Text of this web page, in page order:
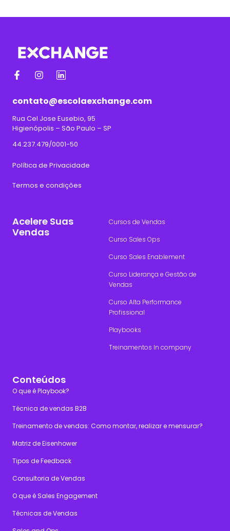
contato@escolaexchange.com
Rua Cel Jose Eusebio, 95
Higienópolis – São Paulo – SP
44.237.479/0001-50
Política de Privacidade
Termos e condições
Acelere Suas
Vendas
Cursos de Vendas
Curso Sales Ops
Curso Sales Enablement
Curso Liderança e Gestão de
Vendas
Curso Alta Performance
Profissional
Playbooks
Treinamentos In company
Conteúdos
O que é Playbook?
Técnica de vendas B2B
Treinamento de vendas: Como montar, realizar e mensurar?
Matriz de Eisenhower
Tipos de Feedback
Consultoria de Vendas
O que é Sales Engagement
Técnicas de Vendas